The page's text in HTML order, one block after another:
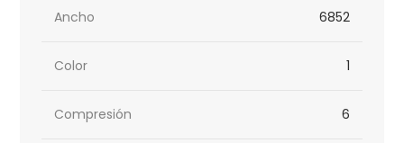
Ancho 6852
Color 1
Compresión 6